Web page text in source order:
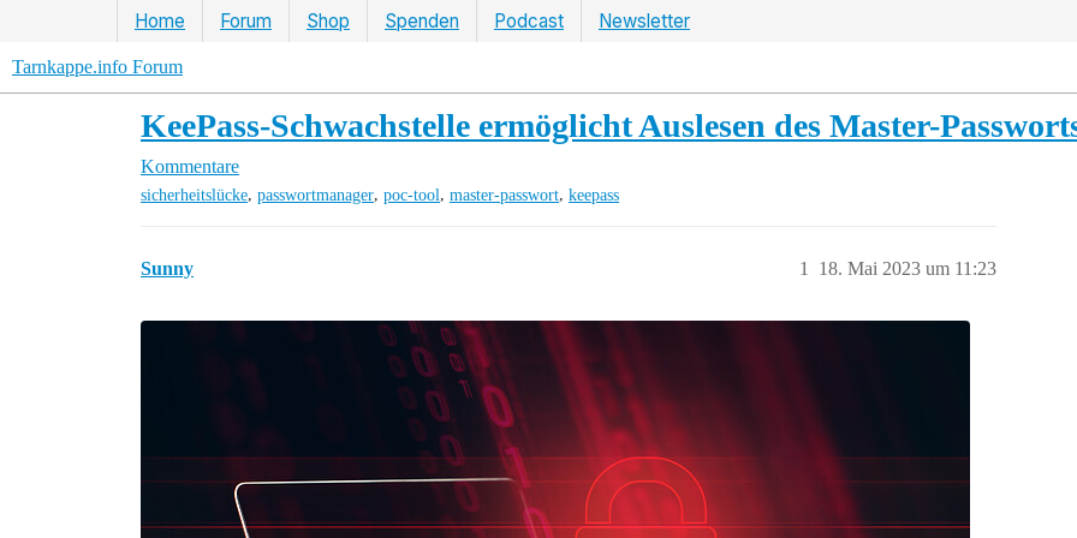
Home Forum Shop Spenden Podcast Newsletter
Tarnkappe.info Forum
KeePass-Schwachstelle ermöglicht Auslesen des Master-
Kommentare
sicherheitslücke, passwortmanager, poc-tool, master-passwort, keepass
Sunny 18. Mai 2023 um 11:23
1